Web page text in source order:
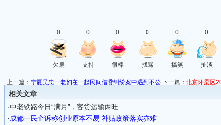
0 0 0 0 0 0
欠扁 支持 很棒 找骂 搞笑 扯淡
上一篇： 宁夏吴忠一老妇在一起民间借贷纠纷案中遇到不公 下一篇： 北京怀柔区
相关文章
·中老铁路今日“满月”，客货运输两旺
·成都一民企诉称创业原本不易 补贴政策落实亦难